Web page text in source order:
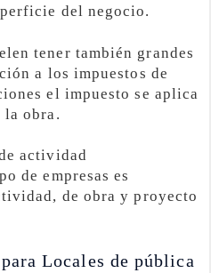
del negocio.
tener también grandes
a los impuestos de
el impuesto se aplica
la obra.
actividad
de empresas es
de obra y proyecto
Locales de pública